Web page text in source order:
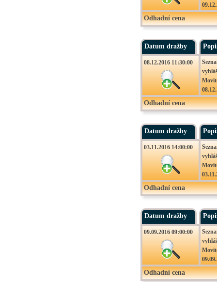
-
Odhadní cena
Datum dražby
08.12.2016 11:30:00
Odhadní cena
Datum dražby
03.11.2016 14:00:00
900
Odhadní cena
Datum dražby
09.09.2016 09:00:00
–
Odhadní cena